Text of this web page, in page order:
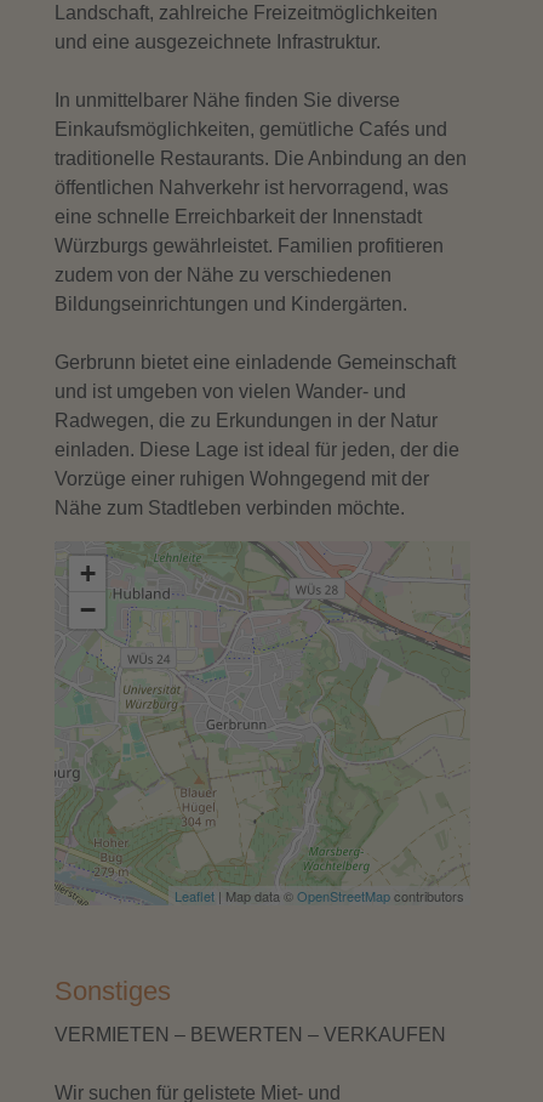
Landschaft, zahlreiche Freizeitmöglichkeiten
und eine ausgezeichnete Infrastruktur.
In unmittelbarer Nähe finden Sie diverse
Einkaufsmöglichkeiten, gemütliche Cafés und
traditionelle Restaurants. Die Anbindung an den
öffentlichen Nahverkehr ist hervorragend, was
eine schnelle Erreichbarkeit der Innenstadt
Würzburgs gewährleistet. Familien profitieren
zudem von der Nähe zu verschiedenen
Bildungseinrichtungen und Kindergärten.
Gerbrunn bietet eine einladende Gemeinschaft
und ist umgeben von vielen Wander- und
Radwegen, die zu Erkundungen in der Natur
einladen. Diese Lage ist ideal für jeden, der die
Vorzüge einer ruhigen Wohngegend mit der
Nähe zum Stadtleben verbinden möchte.
+
−
Leaflet | Map data ©OpenStreetMapcontributors
Sonstiges
VERMIETEN – BEWERTEN – VERKAUFEN
Wir suchen für gelistete Miet- und